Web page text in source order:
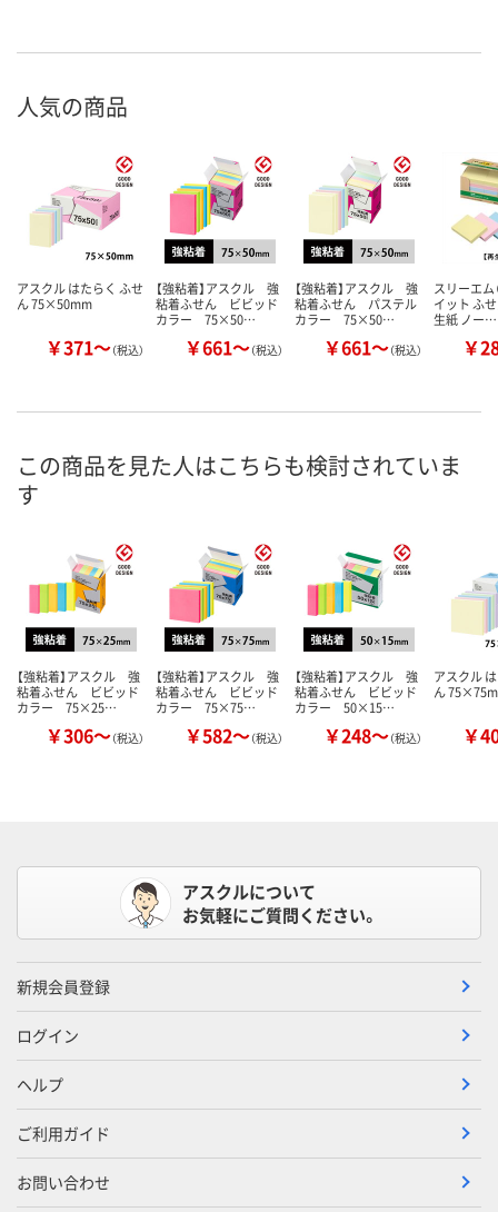
人気の商品
アスクル はたらく ふせ
ん 75×50mm
￥371～（税込）
【強粘着】アスクル 強
粘着ふせん ビビッド
カラー 75×50…
￥661～（税込）
【強粘着】アスクル 強
粘着ふせん パステル
カラー 75×50…
￥661～（税込）
スリーエム
イット ふ
生紙 ノー…
￥
この商品を見た人はこちらも検討されていま
す
【強粘着】アスクル 強
粘着ふせん ビビッド
カラー 75×25…
￥306～（税込）
【強粘着】アスクル 強
粘着ふせん ビビッド
カラー 75×75…
￥582～（税込）
【強粘着】アスクル 強
粘着ふせん ビビッド
カラー 50×15…
￥248～（税込）
アスクル
ん
￥
アスクルについて
お気軽にご質問ください。
新規会員登録
ログイン
ヘルプ
ご利用ガイド
お問い合わせ